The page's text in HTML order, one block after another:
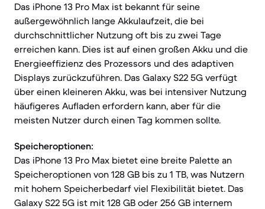
Das iPhone 13 Pro Max ist bekannt für seine
außergewöhnlich lange Akkulaufzeit, die bei
durchschnittlicher Nutzung oft bis zu zwei Tage
erreichen kann. Dies ist auf einen großen Akku und die
Energieeffizienz des Prozessors und des adaptiven
Displays zurückzuführen. Das Galaxy S22 5G verfügt
über einen kleineren Akku, was bei intensiver Nutzung
häufigeres Aufladen erfordern kann, aber für die
meisten Nutzer durch einen Tag kommen sollte.
Speicheroptionen:
Das iPhone 13 Pro Max bietet eine breite Palette an
Speicheroptionen von 128 GB bis zu 1 TB, was Nutzern
mit hohem Speicherbedarf viel Flexibilität bietet. Das
Galaxy S22 5G ist mit 128 GB oder 256 GB internem